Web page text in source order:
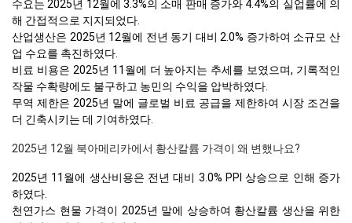
수요는 2025년 12월에 3.3%의 소매 판매 증가와 4.4%의 실업률에 의
해 간접적으로 지지되었다.
산업생산은 2025년 12월에 전년 동기 대비 2.0% 증가하여 소규모 산
업 수요를 촉진하였다.
비료 비용은 2025년 11월에 더 높아지는 추세를 보였으며, 기록적인
작물 수확량에도 불구하고 농민의 수익을 압박하였다.
무역 제한은 2025년 말에 글로벌 비료 공급을 제한하여 시장 조건을
더 긴축시키는 데 기여하였다.
2025년 12월 북아메리카에서 황산칼륨 가격이 왜 변했나요?
2025년 11월에 생산비용은 전년 대비 3.0% PPI 상승으로 인해 증가
하였다.
천연가스 현물 가격이 2025년 말에 상승하여 황산칼륨 생산을 위한